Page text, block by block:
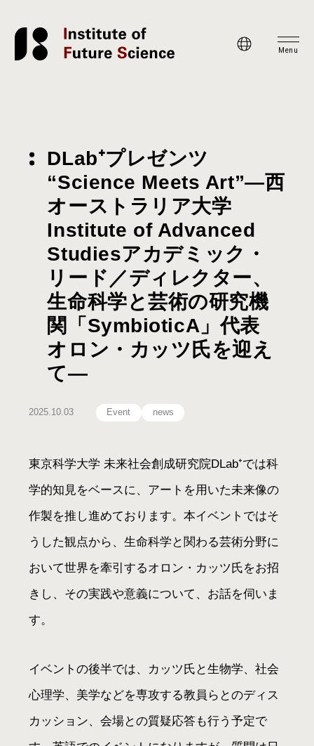
Menu
DLab⁺プレゼンツ
“Science Meets Art”―西
オーストラリア大学
Institute of Advanced
Studiesアカデミック・
リード／ディレクター、
生命科学と芸術の研究機
関「SymbioticA」代表
オロン・カッツ氏を迎え
て―
2025.10.03 Event news
東京科学大学 未来社会創成研究院DLab⁺では科
学的知見をベースに、アートを用いた未来像の
作製を推し進めております。本イベントではそ
うした観点から、生命科学と関わる芸術分野に
おいて世界を牽引するオロン・カッツ氏をお招
きし、その実践や意義について、お話を伺いま
す。
イベントの後半では、カッツ氏と生物学、社会
心理学、美学などを専攻する教員らとのディス
カッション、会場との質疑応答も行う予定で